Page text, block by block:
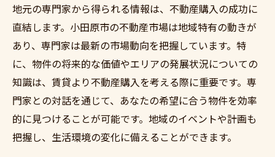
地元の専門家から得られる情報は、不動産購入の成功に
直結します。小田原市の不動産市場は地域特有の動きが
あり、専門家は最新の市場動向を把握しています。特
に、物件の将来的な価値やエリアの発展状況についての
知識は、賃貸より不動産購入を考える際に重要です。専
門家との対話を通じて、あなたの希望に合う物件を効率
的に見つけることが可能です。地域のイベントや計画も
把握し、生活環境の変化に備えることができます。